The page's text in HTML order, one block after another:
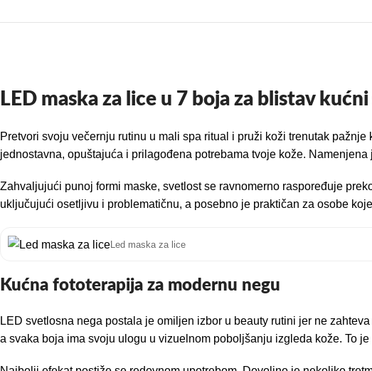
LED maska za lice u 7 boja za blistav
Pretvori svoju večernju rutinu u mali spa ritual i pruži koži trenutak
jednostavna, opuštajuća i prilagođena potrebama tvoje kože.
Zahvaljujući punoj formi maske, svetlost se ravnomerno raspoređuje
uključujući osetljivu i problematičnu, a posebno je praktičan za osobe
Led maska za lice
Kućna fototerapija za modernu negu
LED svetlosna nega postala je omiljen izbor u beauty rutini jer ne
a svaka boja ima svoju ulogu u vizuelnom poboljšanju izgleda kože. To